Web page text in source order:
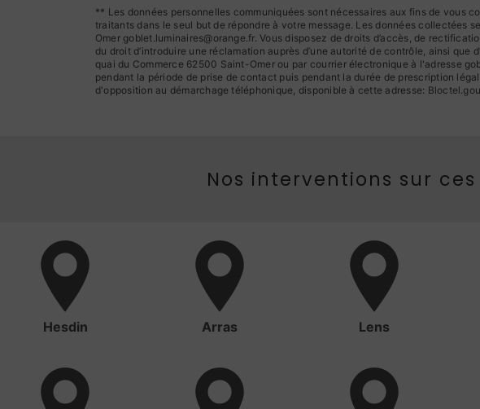
** Les données personnelles communiquées sont nécessaires aux fins de vous
traitants dans le seul but de répondre à votre message. Les données collectées
Omer goblet.luminaires@orange.fr. Vous disposez de droits d’accès, de
du droit d’introduire une réclamation auprès d’une autorité de contrôle, ainsi
quai du Commerce 62500 Saint-Omer ou par courrier électronique à l'adresse
pendant la période de prise de contact puis pendant la durée de prescription
d'opposition au démarchage téléphonique, disponible à cette adresse:
Nos interventions sur
Hesdin Arras Lens